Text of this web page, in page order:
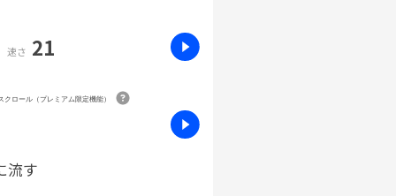
速さ 21
クロール（プレミアム限定機能）
流す